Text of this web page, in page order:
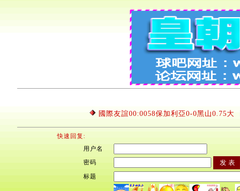
國際友誼00:0058保加利亞0-0黑山0.75大
快速回复:
用户名
密码
标题